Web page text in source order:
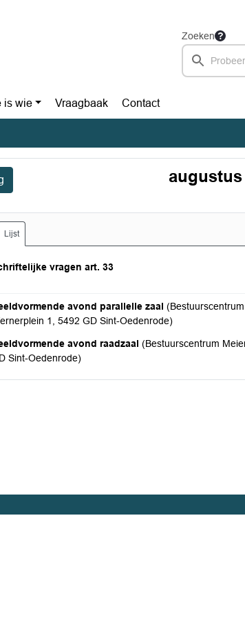
Zoeken
is wie Vraagbaak Contact
augustus
Lijst
vragen art. 33
2 augustus 2026
avond parallelle zaal
1, 5492 GD Sint-Oedenrode)
27 augustus 2026
avond raadzaal (Bestuurscentrum
Sint-Oedenrode)
27 augustus 2026